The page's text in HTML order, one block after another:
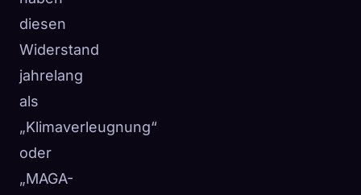
diesen
Widerstand
jahrelang
als
„Klimaverleugnung“
oder
„MAGA-